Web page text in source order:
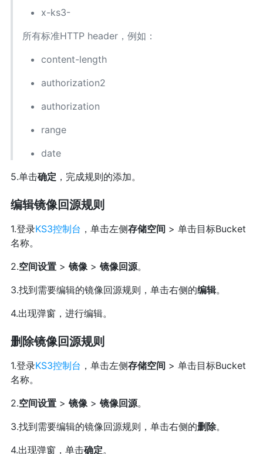
x-ks3-
所有标准HTTP header，例如：
content-length
authorization2
authorization
range
date
5.单击确定 ，完成规则的添加。
编辑镜像回源规则
1.登录KS3控制台 ，单击左侧存储空间 > 单击目标Bucket
名称。
2.空间设置> 镜像 > 镜像回源。
3.找到需要编辑的镜像回源规则，单击右侧的编辑。
4.出现弹窗，进行编辑。
删除镜像回源规则
1.登录KS3控制台 ，单击左侧存储空间 > 单击目标Bucket
名称。
2.空间设置> 镜像 > 镜像回源。
3.找到需要编辑的镜像回源规则，单击右侧的删除。
4.出现弹窗，单击确定。